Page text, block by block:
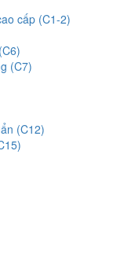
cấp (C1-2)
(C7)
(C12)